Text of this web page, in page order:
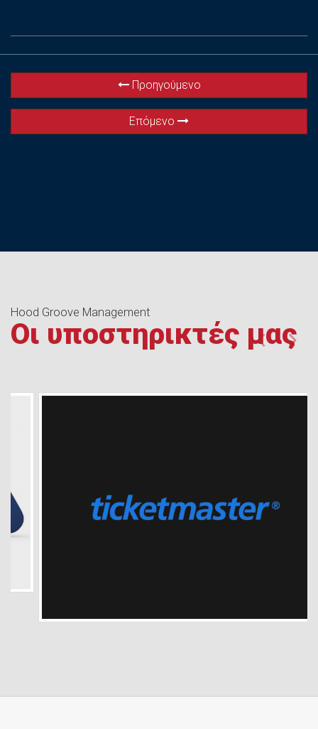
Προηγούμενο
Επόμενο
Hood Groove Management
Οι υποστηρικτές μας